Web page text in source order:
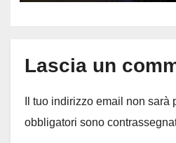
Lascia un
Il tuo indirizzo email non sarà
obbligatori sono